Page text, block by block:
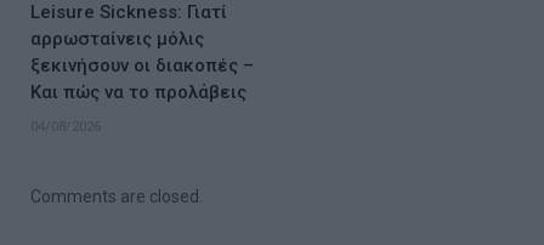
Leisure Sickness: Γιατί
αρρωσταίνεις μόλις
ξεκινήσουν οι διακοπές –
Και πώς να το προλάβεις
04/08/2026
Comments are closed.